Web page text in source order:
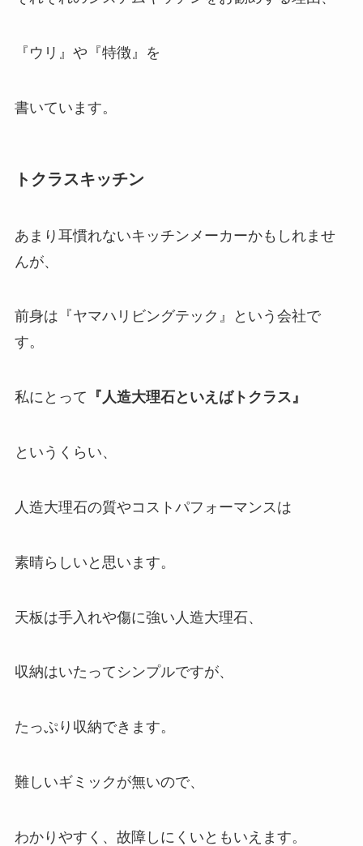
『ウリ』や『特徴』を
書いています。
トクラスキッチン
あまり耳慣れないキッチンメーカーかもしれませ
んが、
前身は『ヤマハリビングテック』という会社で
す。
私にとって 『人造大理石といえばトクラス』
というくらい、
人造大理石の質やコストパフォーマンスは
素晴らしいと思います。
天板は手入れや傷に強い人造大理石、
収納はいたってシンプルですが、
たっぷり収納できます。
難しいギミックが無いので、
わかりやすく、故障しにくいともいえます。